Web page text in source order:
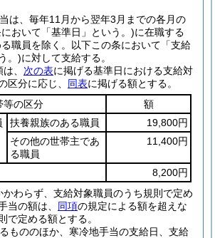
は、毎年11月から翌年3月までの各月の
おいて「基準日」という。)に在職する
職員を除く。以下この条において「支給
。)に対して支給する。
、 次の表に掲げる基準日における支給対
区分に応じ、 同表に掲げる額とする。
等の区分
額
扶養親族のある職員
19,800円
その他の世帯主であ
る職員
11,400円
8,200円
かわらず、支給対象職員のうち規則で定め
当の額は、 同項の規定による額を超えな
で定める額とする。
もののほか、寒冷地手当の支給日、支給